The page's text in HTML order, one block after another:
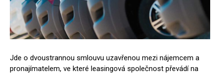
Jde o dvoustrannou smlouvu uzavřenou mezi nájemcem a
pronajímatelem, ve které leasingová společnost převádí na